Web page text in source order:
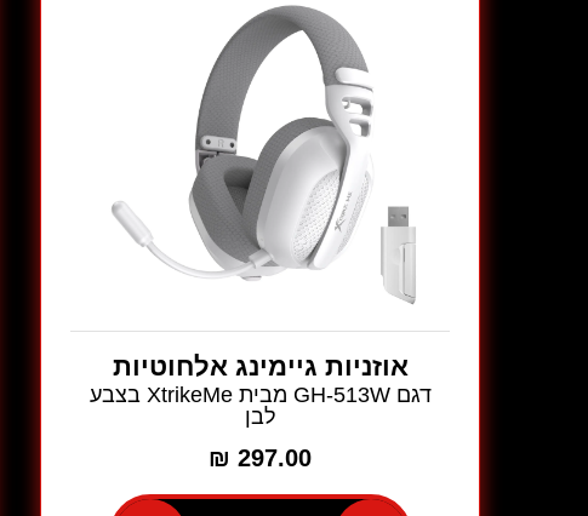
אוזניות גיימינג אלחוטיות
דגם GH-513W מבית XtrikeMe בצבע
לבן
297.00
₪